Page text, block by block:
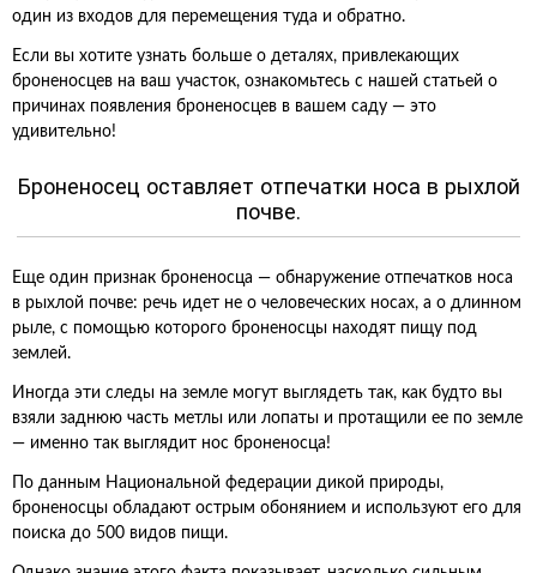
один из входов для перемещения туда и обратно.
Если вы хотите узнать больше о деталях, привлекающих
броненосцев на ваш участок, ознакомьтесь с нашей статьей о
причинах появления броненосцев в вашем саду — это
удивительно!
Броненосец оставляет отпечатки носа в рыхлой
почве.
Еще один признак броненосца — обнаружение отпечатков носа
в рыхлой почве: речь идет не о человеческих носах, а о длинном
рыле, с помощью которого броненосцы находят пищу под
землей.
Иногда эти следы на земле могут выглядеть так, как будто вы
взяли заднюю часть метлы или лопаты и протащили ее по земле
— именно так выглядит нос броненосца!
По данным Национальной федерации дикой природы,
броненосцы обладают острым обонянием и используют его для
поиска до 500 видов пищи.